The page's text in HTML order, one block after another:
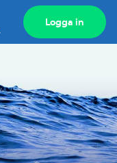
Visa
sökfält
Logga in